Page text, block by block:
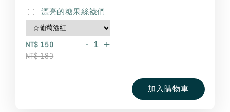
漂亮的糖果絲襪們
NT$ 150
NT$ 180
- +
加入購物車